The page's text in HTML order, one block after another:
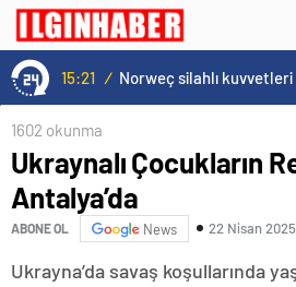
15:21 /
1602 okunma
Ukraynalı Çocukların
Antalya’da
ABONE OL News 22 Nisan
Ukrayna’da savaş koşullarında